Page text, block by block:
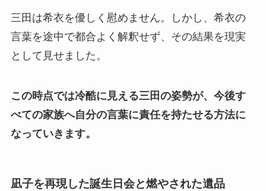
三田は希衣を優しく慰めません。しかし、希衣の
言葉を途中で都合よく解釈せず、その結果を現実
として見せました。
この時点では冷酷に見える三田の姿勢が、今後す
べての家族へ自分の言葉に責任を持たせる方法に
なっていきます。
凪子を再現した誕生日会と燃やされた遺品